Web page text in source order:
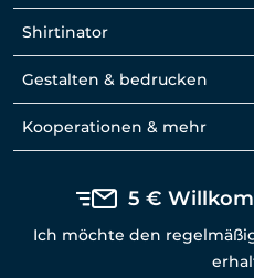
Shirtinator
Gestalten & bedrucken
Kooperationen & mehr
5 €
Ich möchte den